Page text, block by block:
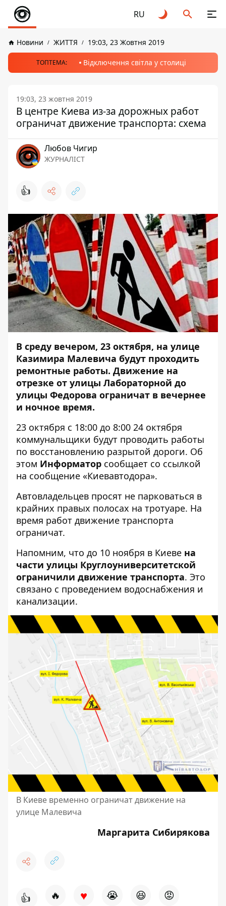
RU
Новини ЖИТТЯ 19:03, 23 Жовтня 2019
ТОПТЕМА: Відключення світла у столиці
19:03, 23 жовтня 2019
В центре Киева из-за дорожных работ
ограничат движение транспорта: схема
Любов Чигир
ЖУРНАЛІСТ
👍
В среду вечером, 23 октября, на улице
Казимира Малевича будут проходить
ремонтные работы. Движение на
отрезке от улицы Лабораторной до
улицы Федорова ограничат в вечернее
и ночное время.
23 октября с 18:00 до 8:00 24 октября
коммунальщики будут проводить работы
по восстановлению разрытой дороги. Об
этом Информатор сообщает со ссылкой
на сообщение «Киевавтодора».
Автовладельцев просят не парковаться в
крайних правых полосах на тротуаре. На
время работ движение транспорта
ограничат.
Напомним, что до 10 ноября в Киеве на
части улицы Круглоуниверситетской
ограничили движение транспорта. Это
связано с проведением водоснабжения и
канализации.
В Киеве временно ограничат движение на
улице Малевича
Маргарита Сибирякова
👍 🔥 ♥ 😭 😆 😡